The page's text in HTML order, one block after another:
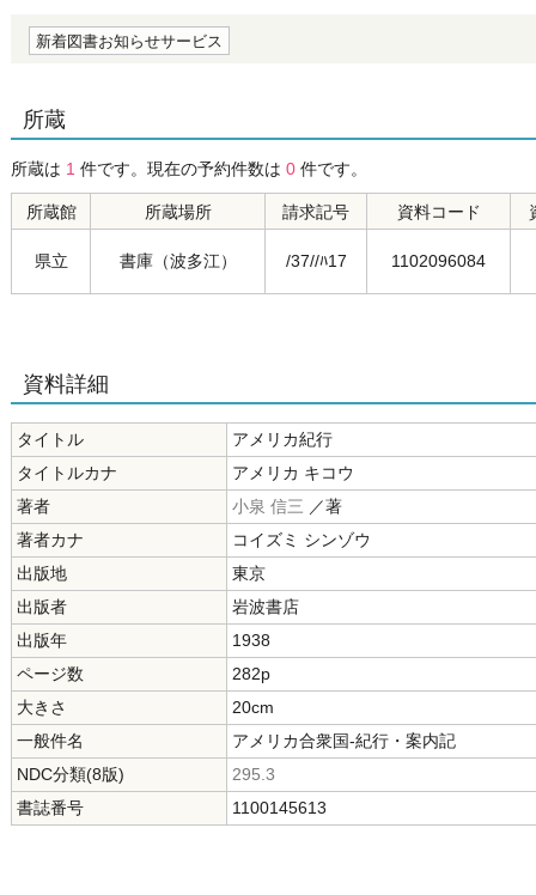
新着図書お知らせサービス
所蔵
所蔵は 1 件です。現在の予約件数は 0 件です。
所蔵館 所蔵場所 請求記号 資料コード
県立 書庫（波多江） /37//ﾊ17 1102096084
資料詳細
タイトル
アメリカ紀行
タイトルカナ
アメリカ キコウ
著者
小泉 信三 ／著
著者カナ
コイズミ シンゾウ
出版地
東京
出版者
岩波書店
出版年
1938
ページ数
282p
大きさ
20cm
一般件名
アメリカ合衆国-紀行・案内記
NDC分類(8版)
295.3
書誌番号
1100145613